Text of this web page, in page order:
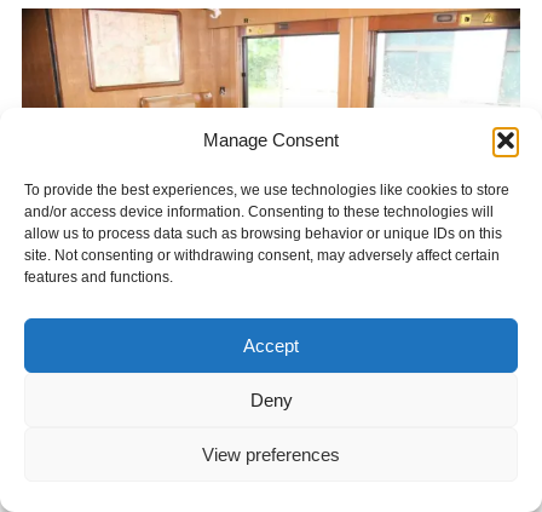
Manage Consent
To provide the best experiences, we use technologies like cookies to store
and/or access device information. Consenting to these technologies will
allow us to process data such as browsing behavior or unique IDs on this
site. Not consenting or withdrawing consent, may adversely affect certain
features and functions.
Accept
Deny
View preferences